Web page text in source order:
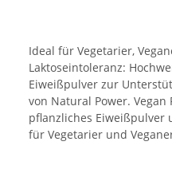
Ideal für Vegetarier,
Laktoseintoleranz:
Eiweißpulver zur
von Natural Power.
pflanzliches Eiweißpulver
für Vegetarier und